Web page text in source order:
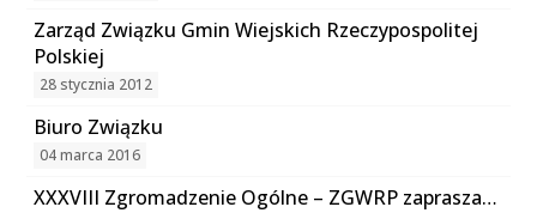
Zarząd Związku Gmin Wiejskich Rzeczypospolitej
Polskiej
28 stycznia 2012
Biuro Związku
04 marca 2016
XXXVIII Zgromadzenie Ogólne – ZGWRP zaprasza…